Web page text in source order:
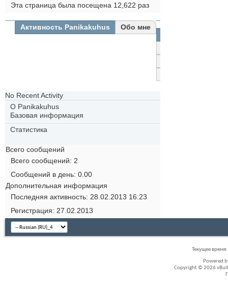
Эта страница была посещена 12,622 раз
Активность Panikakuhus Обо мне
No Recent Activity
О Panikakuhus
Базовая информация
Статистика
Всего сообщений
Всего сообщений
2
Сообщений в день 0.00
Дополнительная информация
Последняя активность 28.02.2013 16:23
Регистрация
27.02.2013
Текущее время:
Powered
Copyright © 2026